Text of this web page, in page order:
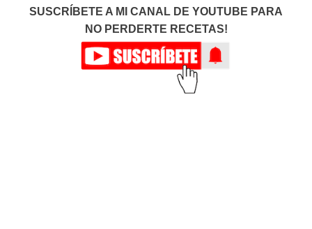
SUSCRÍBETE A MI CANAL DE YOUTUBE PARA
NO PERDERTE RECETAS!